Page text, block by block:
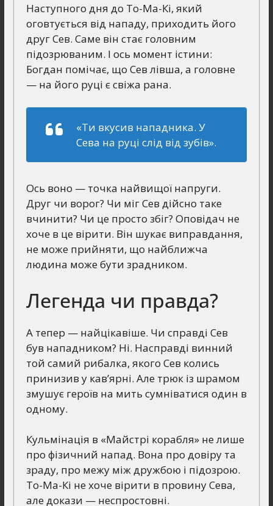
Наступного дня до То-Ма-Кі, який
оговтується від нападу, приходить його
друг Сев. Саме він стає головним
підозрюваним. І ось момент істини:
Богдан помічає, що Сев лівша, а головне
— на його руці є свіжа рана.
«Ти вкусив нападника. У
Сева на руці слід від зубів».
Ось воно — точка найвищої напруги.
Друг чи ворог? Чи міг Сев дійсно таке
вчинити? Чи це просто збіг? Оповідач не
хоче в це вірити. Він шукає виправдання,
не може прийняти, що найближча
людина може бути зрадником.
Легенда чи правда?
А тепер — найцікавіше. Чи справді Сев
був нападником? Ні. Насправді винний
той самий рибалка, якого Сев колись
принизив у кав’ярні. Але трюк із шрамом
змушує героїв на мить сумніватися один в
одному.
Кульмінація в «Майстрі корабля» не лише
про фізичний напад. Вона про довіру та
зраду, про межу між дружбою і підозрою.
То-Ма-Кі не хоче вірити в провину Сева,
але докази — неспростовні.